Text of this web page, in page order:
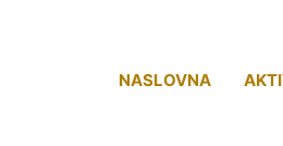
NASLOVNA